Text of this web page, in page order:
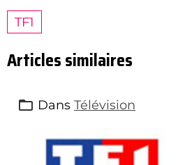
TF1
Articles similaires
Dans Télévision